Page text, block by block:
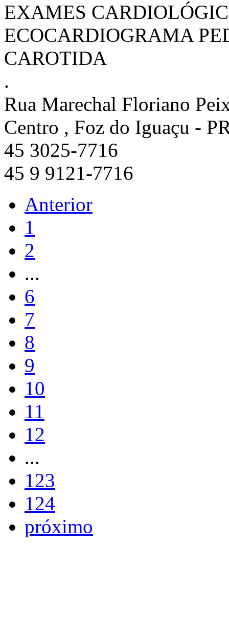
EXAMES
ECOCARDIOGRAMA
CAROTIDA
.
Rua Marechal Floriano
Centro , Foz do Iguaçu -
45 3025-7716
45 9 9121-7716
Anterior
1
2
...
6
7
8
9
10
11
12
...
123
124
próximo